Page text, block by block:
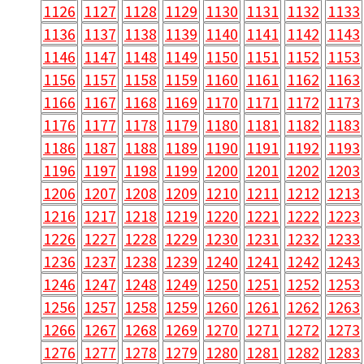
1126 1127 1128 1129 1130 1131 1132 1133
1136 1137 1138 1139 1140 1141 1142 1143
1146 1147 1148 1149 1150 1151 1152 1153
1156 1157 1158 1159 1160 1161 1162 1163
1166 1167 1168 1169 1170 1171 1172 1173
1176 1177 1178 1179 1180 1181 1182 1183
1186 1187 1188 1189 1190 1191 1192 1193
1196 1197 1198 1199 1200 1201 1202 1203
1206 1207 1208 1209 1210 1211 1212 1213
1216 1217 1218 1219 1220 1221 1222 1223
1226 1227 1228 1229 1230 1231 1232 1233
1236 1237 1238 1239 1240 1241 1242 1243
1246 1247 1248 1249 1250 1251 1252 1253
1256 1257 1258 1259 1260 1261 1262 1263
1266 1267 1268 1269 1270 1271 1272 1273
1276 1277 1278 1279 1280 1281 1282 1283